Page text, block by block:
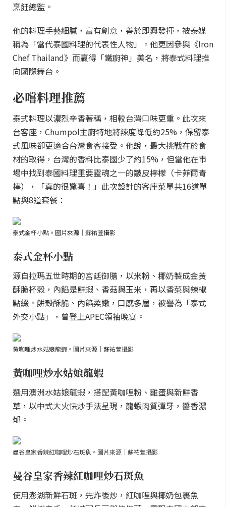
烹飪總監。
他的料理手藝細膩，富有創意，善於即興發揮，被泰媒
稱為「當代泰國料理的代表性人物」。他更因參與《Iron
Chef Thailand》而贏得「鐵廚神」美名，將泰式料理推
向國際舞台。
必嚐料理推薦
泰式料理以濃烈辛香著稱，相較台灣口味更重。此次來
台客座，Chumpol主廚特地將辣度降低約25%，保留泰
式風味卻更適合台灣食客接受。他說，最大挑戰在於食
材的取得，台灣的香料比泰國少了約15%，但當他在市
場中找到泰國料理重要靈魂之一的皺皮檸檬（卡菲爾青
檸），「真的很驚喜！」此次設計的客座菜單共16道單
點與8道套餐：
泰式金杯小點。圖片來源｜蘇祐萱攝影
泰式金杯小點
源自拉瑪五世時期的宮廷御膳，以米粉、椰奶製成金黃
酥脆杯殼，內餡是鮮蝦、香菇與玉米，再以香菜與辣椒
點綴。餅殼酥脆、內餡柔嫩，口感多層，被譽為「泰式
外交小點」，曾登上APEC領袖晚宴。
黃咖哩炒水姑娘龍蝦。圖片來源｜蘇祐萱攝影
黃咖哩炒水姑娘龍蝦
選用澳洲水姑娘龍蝦，搭配黃咖哩粉、雞蛋與新鮮香
草，以中式大火快炒手法呈現，龍蝦肉質彈牙，醬香濃
郁。
曼谷皇家香辣紅咖哩炒石斑魚。圖片來源｜蘇祐萱攝影
曼谷皇家香辣紅咖哩炒石斑魚
使用澎湖新鮮石斑，先炸後炒，紅咖哩與椰奶包裹魚